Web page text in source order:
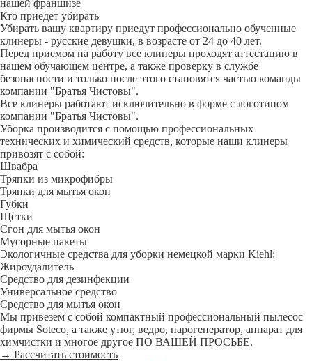
нашей франшизе
Кто приедет убирать
Убирать вашу квартиру приедут профессионально обученные
клинеры - русские девушки, в возрасте от 24 до 40 лет.
Перед приемом на работу все клинеры проходят аттестацию в
нашем обучающем центре, а также проверку в службе
безопасности и только после этого становятся частью команды
компании "Братья Чистовы".
Все клинеры работают исключительно в форме с логотипом
компании "Братья Чистовы".
Уборка производится с помощью профессиональных
технических и химический средств, которые наши клинеры
привозят с собой:
Швабра
Тряпки из микрофибры
Тряпки для мытья окон
Губки
Щетки
Сгон для мытья окон
Мусорные пакеты
Экологичные средства для уборки немецкой марки Kiehl:
Жироудалитель
Средство для дезинфекции
Универсальное средство
Средство для мытья окон
Мы привезем с собой компактный профессиональный пылесос
фирмы Soteco, а также утюг, ведро, парогенератор, аппарат для
химчистки и многое другое ПО ВАШЕЙ ПРОСЬБЕ.
→ Рассчитать стоимость